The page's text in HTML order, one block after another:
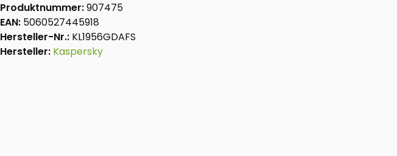
Produktnummer:907475
EAN: 5060527445918
Hersteller-Nr.: KL1956GDAFS
Hersteller: Kaspersky